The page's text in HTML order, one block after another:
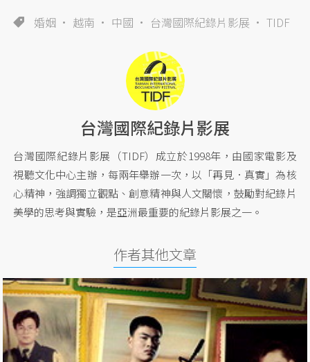
婚姻 越南 中國 台灣國際紀錄片影展 TIDF
台灣國際紀錄片影展
台灣國際紀錄片影展（TIDF）成立於1998年，由國家電影及
視聽文化中心主辦，每兩年舉辦一次，以「再見．真實」為核
心精神，強調獨立觀點、創意精神與人文關懷，鼓勵對紀錄片
美學的思考與實驗，是亞洲最重要的紀錄片影展之一。
作者其他文章